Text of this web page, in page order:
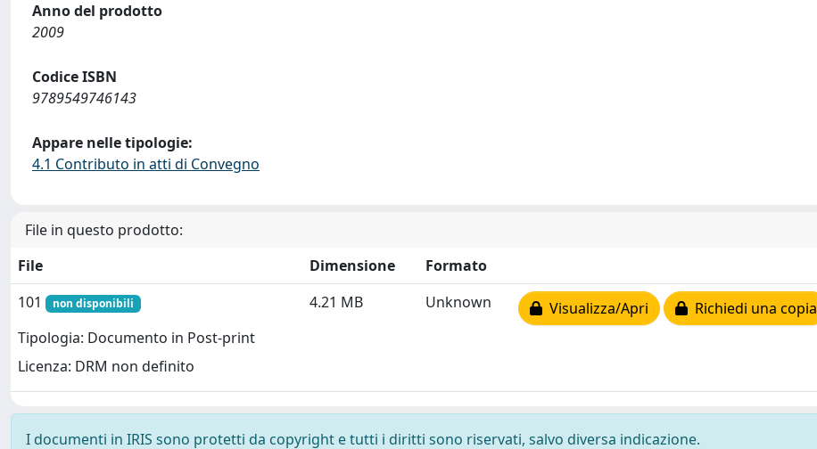
Anno del prodotto
2009
Codice ISBN
9789549746143
Appare nelle tipologie:
4.1 Contributo in atti di Convegno
File in questo prodotto:
File
Dimensione
Formato
101
non disponibili
Tipologia: Documento in Post-print
Licenza: DRM non definito
4.21 MB Unknown Visualizza/Apri Richiedi una copia
I documenti in IRIS sono protetti da copyright e tutti i diritti sono riservati, salvo diversa indicazione.